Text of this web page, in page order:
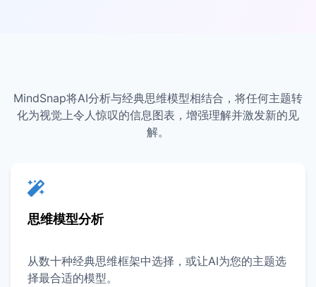
MindSnap将AI分析与经典思维模型相结合，将任何主题转
化为视觉上令人惊叹的信息图表，增强理解并激发新的见
解。
思维模型分析
从数十种经典思维框架中选择，或让AI为您的主题选
择最合适的模型。